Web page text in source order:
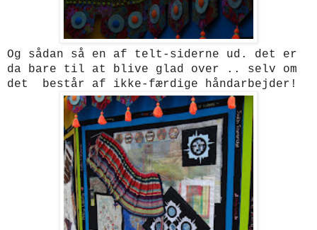
Og sådan så en af telt-siderne ud. det er
da bare til at blive glad over .. selv om
det består af ikke-færdige håndarbejder!